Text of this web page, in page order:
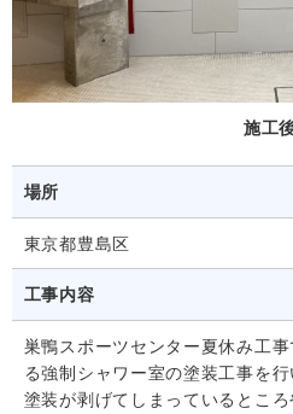
施工
場所
東京都豊島区
工事内容
巣鴨スポーツセンター夏休み工
る強制シャワー室の塗装工事を行
塗装が剥げてしまっているとこ